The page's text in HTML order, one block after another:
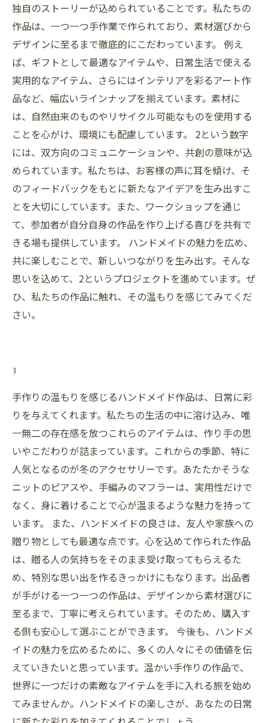
独自のストーリーが込められていることです。私たちの
作品は、一つ一つ手作業で作られており、素材選びから
デザインに至るまで徹底的にこだわっています。 例え
ば、ギフトとして最適なアイテムや、日常生活で使える
実用的なアイテム、さらにはインテリアを彩るアート作
品など、幅広いラインナップを揃えています。素材に
は、自然由来のものやリサイクル可能なものを使用する
ことを心がけ、環境にも配慮しています。 2という数字
には、双方向のコミュニケーションや、共創の意味が込
められています。私たちは、お客様の声に耳を傾け、そ
のフィードバックをもとに新たなアイデアを生み出すこ
とを大切にしています。また、ワークショップを通じ
て、参加者が自分自身の作品を作り上げる喜びを共有で
きる場も提供しています。 ハンドメイドの魅力を広め、
共に楽しむことで、新しいつながりを生み出す。そんな
思いを込めて、2というプロジェクトを進めています。ぜ
ひ、私たちの作品に触れ、その温もりを感じてみてくだ
さい。
3
手作りの温もりを感じるハンドメイド作品は、日常に彩
りを与えてくれます。私たちの生活の中に溶け込み、唯
一無二の存在感を放つこれらのアイテムは、作り手の思
いやこだわりが詰まっています。これからの季節、特に
人気となるのが冬のアクセサリーです。あたたかそうな
ニットのピアスや、手編みのマフラーは、実用性だけで
なく、身に着けることで心が温まるような魅力を持って
います。 また、ハンドメイドの良さは、友人や家族への
贈り物としても最適な点です。心を込めて作られた作品
は、贈る人の気持ちをそのまま受け取ってもらえるた
め、特別な思い出を作るきっかけにもなります。出品者
が手がける一つ一つの作品は、デザインから素材選びに
至るまで、丁寧に考えられています。そのため、購入す
る側も安心して選ぶことができます。 今後も、ハンドメ
イドの魅力を広めるために、多くの人々にその価値を伝
えていきたいと思っています。温かい手作りの作品で、
世界に一つだけの素敵なアイテムを手に入れる旅を始め
てみませんか。ハンドメイドの楽しさが、あなたの日常